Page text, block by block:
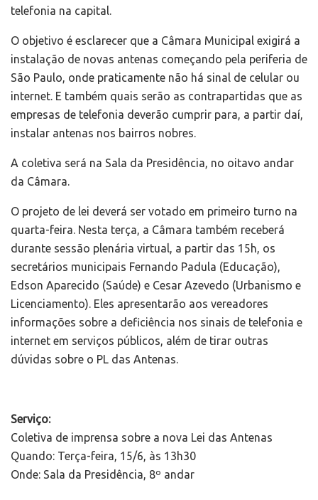
telefonia na capital.
O objetivo é esclarecer que a Câmara Municipal exigirá a
instalação de novas antenas começando pela periferia de
São Paulo, onde praticamente não há sinal de celular ou
internet. E também quais serão as contrapartidas que as
empresas de telefonia deverão cumprir para, a partir daí,
instalar antenas nos bairros nobres.
A coletiva será na Sala da Presidência, no oitavo andar
da Câmara.
O projeto de lei deverá ser votado em primeiro turno na
quarta-feira. Nesta terça, a Câmara também receberá
durante sessão plenária virtual, a partir das 15h, os
secretários municipais Fernando Padula (Educação),
Edson Aparecido (Saúde) e Cesar Azevedo (Urbanismo e
Licenciamento). Eles apresentarão aos vereadores
informações sobre a deficiência nos sinais de telefonia e
internet em serviços públicos, além de tirar outras
dúvidas sobre o PL das Antenas.
Serviço:
Coletiva de imprensa sobre a nova Lei das Antenas
Quando: Terça-feira, 15/6, às 13h30
Onde: Sala da Presidência, 8º andar